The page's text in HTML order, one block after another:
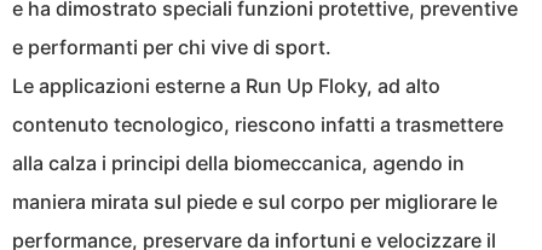
e ha dimostrato speciali funzioni protettive, preventive
e performanti per chi vive di sport.
Le applicazioni esterne a Run Up Floky, ad alto
contenuto tecnologico, riescono infatti a trasmettere
alla calza i principi della biomeccanica, agendo in
maniera mirata sul piede e sul corpo per migliorare le
performance, preservare da infortuni e velocizzare il